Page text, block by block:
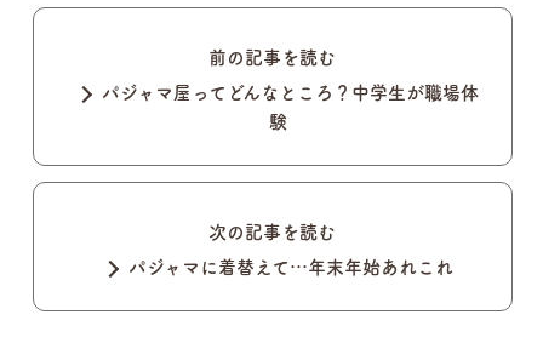
前の記事を読む
パジャマ屋ってどんなところ？中学生が職場体
験
次の記事を読む
パジャマに着替えて…年末年始あれこれ